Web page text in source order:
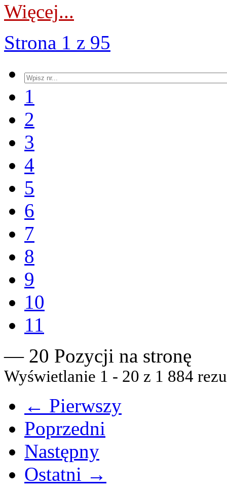
Więcej...
Strona 1 z 95
1
2
3
4
5
6
7
8
9
10
11
— 20 Pozycji na stronę
Wyświetlanie 1 - 20 z 1 884
← Pierwszy
Poprzedni
Następny
Ostatni →